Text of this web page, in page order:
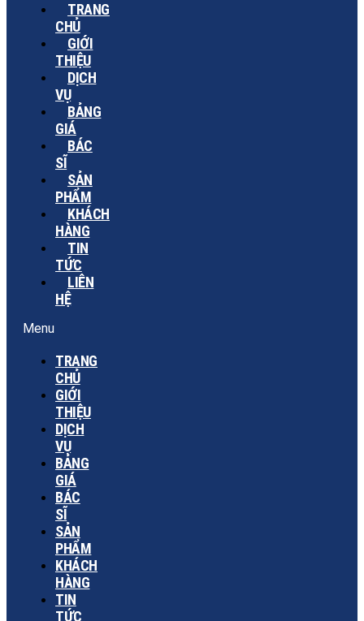
TRANG
CHỦ
GIỚI
THIỆU
DỊCH
VỤ
BẢNG
GIÁ
BÁC
SĨ
SẢN
PHẨM
KHÁCH
HÀNG
TIN
TỨC
LIÊN
HỆ
Menu
TRANG
CHỦ
GIỚI
THIỆU
DỊCH
VỤ
BẢNG
GIÁ
BÁC
SĨ
SẢN
PHẨM
KHÁCH
HÀNG
TIN
TỨC